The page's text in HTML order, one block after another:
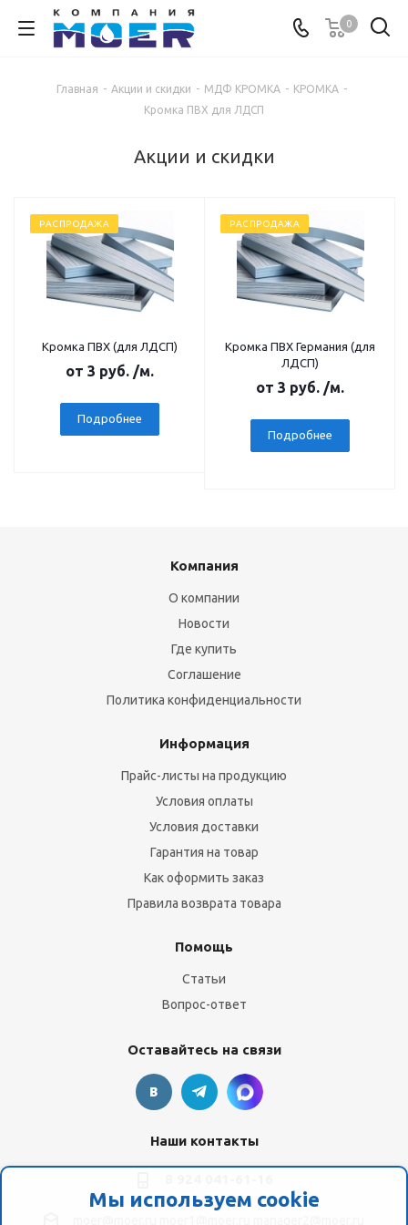
0
Главная - Акции и скидки - МДФ КРОМКА - КРОМКА -
Кромка ПВХ для ЛДСП
Акции и скидки
РАСПРОДАЖА
Кромка ПВХ (для ЛДСП)
от 3 руб. /м.
Подробнее
РАСПРОДАЖА
Кромка ПВХ Германия (для
ЛДСП)
от 3 руб. /м.
Подробнее
Мы используем cookie
Компания
О компании
Новости
Где купить
Соглашение
Политика конфиденциальности
Информация
Прайс-листы на продукцию
Условия оплаты
Условия доставки
Гарантия на товар
Как оформить заказ
Правила возврата товара
Помощь
Статьи
Вопрос-ответ
Оставайтесь на связи
Наши контакты